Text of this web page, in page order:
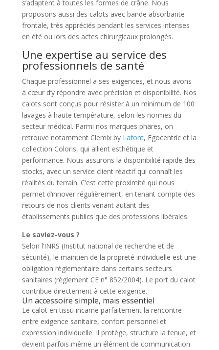
s’adaptent à toutes les formes de crâne. Nous
proposons aussi des calots avec bande absorbante
frontale, très appréciés pendant les services intenses
en été ou lors des actes chirurgicaux prolongés.
Une expertise au service des
professionnels de santé
Chaque professionnel a ses exigences, et nous avons
à cœur d’y répondre avec précision et disponibilité. Nos
calots sont conçus pour résister à un minimum de 100
lavages à haute température, selon les normes du
secteur médical. Parmi nos marques phares, on
retrouve notamment Clemix by Lafont, Egocentric et la
collection Coloris, qui allient esthétique et
performance. Nous assurons la disponibilité rapide des
stocks, avec un service client réactif qui connaît les
réalités du terrain. C’est cette proximité qui nous
permet d’innover régulièrement, en tenant compte des
retours de nos clients venant autant des
établissements publics que des professions libérales.
Le saviez-vous ?
Selon l’INRS (Institut national de recherche et de
sécurité), le maintien de la propreté individuelle est une
obligation règlementaire dans certains secteurs
sanitaires (règlement CE n° 852/2004). Le port du calot
contribue directement à cette exigence.
Un accessoire simple, mais essentiel
Le calot en tissu incarne parfaitement la rencontre
entre exigence sanitaire, confort personnel et
expression individuelle. Il protège, structure la tenue, et
devient parfois même un élément de communication